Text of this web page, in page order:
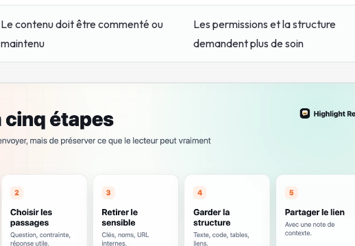
Le contenu doit être commenté ou
maintenu
Les permissions et la structure
demandent plus de soin